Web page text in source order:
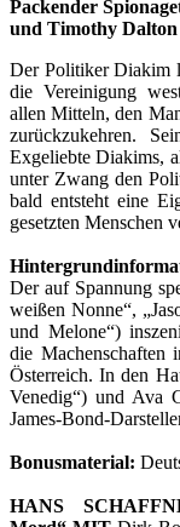
Packender
und Timothy Dalton
Der Politiker Diakim
die Vereinigung
allen Mitteln, den
zurückzukehren.
Exgeliebte Diakims,
unter Zwang den
bald entsteht eine
gesetzten Menschen
Der auf Spannung
weißen Nonne“,
und Melone“)
die Machenschaften
Österreich. In den
Venedig“) und Ava
James-Bond-
Bonusmaterial:
HANS